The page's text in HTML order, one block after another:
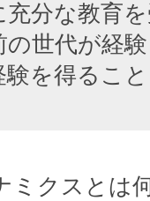
充分な教育
の世代が経
験を得るこ
ミクスとは